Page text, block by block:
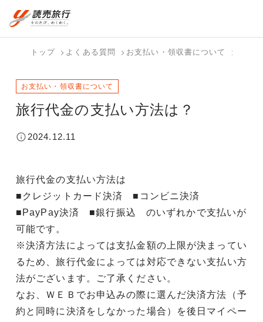
航空券+宿泊
フリーワード
検索する
国内旅行トップ
バスツアー
を探す
個人旅行
（ブーケ）
を探す
ジを探す
国内特集かテーマから 写真から探
海外旅行トップ
海外特集か
ら探す
テーマから
探す
トップ よくある質問 お支払い・領収書について
お支払い・領収書について
旅行代金の支払い方法は？
2024.12.11
旅行代金の支払い方法は
■クレジットカード決済 ■コンビニ決済
■PayPay決済 ■銀行振込 のいずれかで支払いが
可能です。
※決済方法によっては支払金額の上限が決まってい
るため、旅行代金によっては対応できない支払い方
法がございます。ご了承ください。
なお、ＷＥＢでお申込みの際に選んだ決済方法（予
約と同時に決済をしなかった場合）を後日マイペー